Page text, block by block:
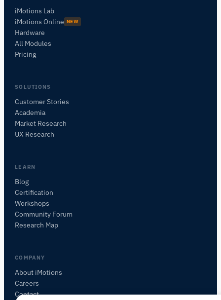
iMotions Lab
iMotions Online NEW
Hardware
All Modules
Pricing
SOLUTIONS
Customer Stories
Academia
Market Research
UX Research
LEARN
Blog
Certification
Workshops
Community Forum
Research Map
COMPANY
About iMotions
Careers
Contact
FRAGEN SIE ZU DIESEM ARTIKEL
Diesen Artikel zusammenfassen
Wie könnte ich das anwenden?